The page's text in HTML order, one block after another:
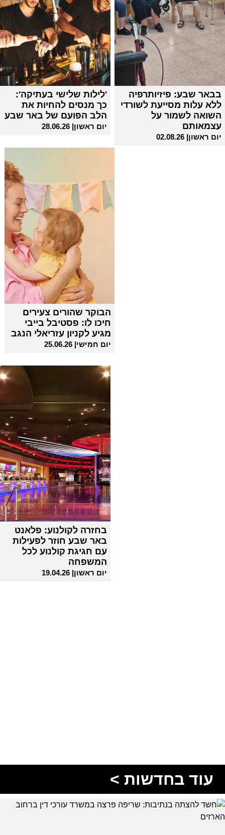
בבאר שבע: פיזיותרפיה
ללא עלות מסייעת לשורדי
השואה לשמור על
עצמאותם
יום ראשון| 02.08.26
'לילות שלישי בעתיקה':
כך מנסים להחיות את
הלב הפועם של באר שבע
יום ראשון| 28.06.26
הבוקר שהורים צעירים
חיכו לו: פסטיבל בייבי
מגיע לקניון עזריאלי הנגב
יום חמישי| 25.06.26
בחזרה לקולנוע: פלאנט
באר שבע חוזר לפעילות
עם חגיגת קולנוע לכל
המשפחה
יום ראשון| 19.04.26
עוד בחדשות >